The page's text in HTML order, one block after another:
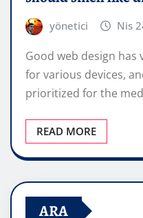
yönetici Nis
Good web design has
for various devices,
prioritized for the
READ MORE
ARA